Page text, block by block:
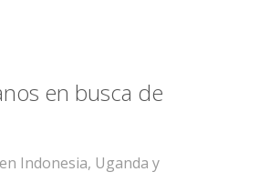
en busca de
Indonesia, Uganda y